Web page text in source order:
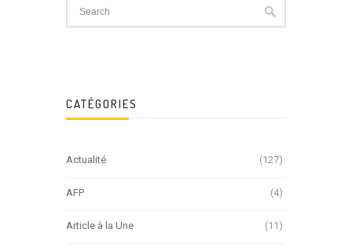
CATÉGORIES
Actualité (127)
AFP (4)
Article à la Une (11)